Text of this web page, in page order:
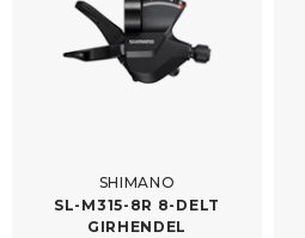
SHIMANO
SL-​M315-8R 8-DELT
GIRHENDEL